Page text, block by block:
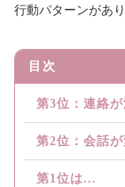
行動パターンがあり
目次
第3位：連絡が
第2位：会話が
第1位は...